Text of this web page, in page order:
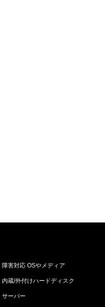
障害対応 OSやメディア
内蔵/外付けハードディスク
サーバー